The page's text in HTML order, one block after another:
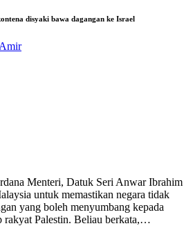
disyaki bawa dagangan ke Israel
Menteri, Datuk Seri Anwar Ibrahim
untuk memastikan negara tidak
yang boleh menyumbang kepada
rakyat Palestin. Beliau berkata,…